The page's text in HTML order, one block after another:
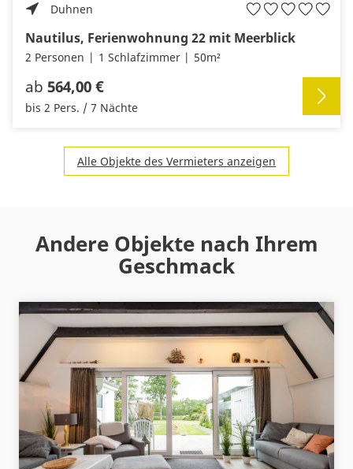
Duhnen
Nautilus, Ferienwohnung 22 mit Meerblick
2 Personen 1 Schlafzimmer 50m²
ab 564,00 €
bis 2 Pers. / 7 Nächte
Alle Objekte des Vermieters anzeigen
Andere Objekte nach Ihrem
Geschmack